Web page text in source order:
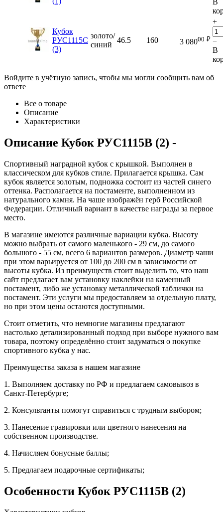
В
Кубок
РУС1115C
(3)
золото/
синий
46.5 160 3 08000 ₽
+
−
В
Войдите в учётную запись, чтобы мы могли сообщить вам об
ответе
Все о товаре
Описание
Характеристики
Описание Кубок РУС1115B (2) -
Спортивный наградной кубок с крышкой. Выполнен в
классическом для кубков стиле. Прилагается крышка. Сам
кубок является золотым, подножка состоит из частей синего
оттенка. Располагается на постаменте, выполненном из
натурального камня. На чаше изображён герб Российской
Федерации. Отличный вариант в качестве награды за первое
место.
В магазине имеются различные вариации кубка. Высоту
можно выбрать от самого маленького - 29 см, до самого
большого - 55 см, всего 6 вариантов размеров. Диаметр чаши
при этом варьируется от 100 до 200 см в зависимости от
высоты кубка. Из преимуществ стоит выделить то, что наш
сайт предлагает вам установку наклейки на каменный
постамент, либо же установку металлической таблички на
постамент. Эти услуги мы предоставляем за отдельную плату,
но при этом цены остаются доступными.
Стоит отметить, что немногие магазины предлагают
настолько детализированный подход при выборе нужного вам
товара, поэтому определённо стоит задуматься о покупке
спортивного кубка у нас.
Преимущества заказа в нашем магазине
1. Выполняем доставку по РФ и предлагаем самовывоз в
Санкт-Петербурге;
2. Консультанты помогут справиться с трудным выбором;
3. Нанесение гравировки или цветного нанесения на
собственном производстве.
4. Начисляем бонусные баллы;
5. Предлагаем подарочные сертификаты;
Особенности Кубок РУС1115B (2)